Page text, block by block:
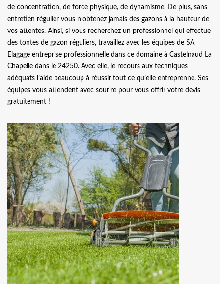
de concentration, de force physique, de dynamisme. De plus, sans
entretien régulier vous n’obtenez jamais des gazons à la hauteur de
vos attentes. Ainsi, si vous recherchez un professionnel qui effectue
des tontes de gazon réguliers, travaillez avec les équipes de SA
Elagage entreprise professionnelle dans ce domaine à Castelnaud La
Chapelle dans le 24250. Avec elle, le recours aux techniques
adéquats l’aide beaucoup à réussir tout ce qu’elle entreprenne. Ses
équipes vous attendent avec sourire pour vous offrir votre devis
gratuitement !